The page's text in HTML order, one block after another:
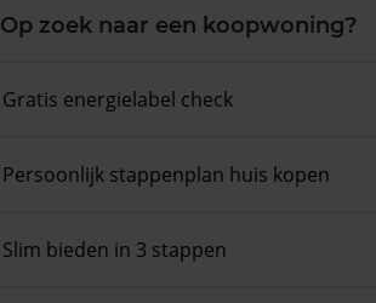
Op zoek naar een koopwoning?
Gratis energielabel check
Persoonlijk stappenplan huis kopen
Slim bieden in 3 stappen